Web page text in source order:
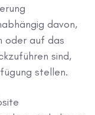
davon,
oder auf das
sind,
stellen.